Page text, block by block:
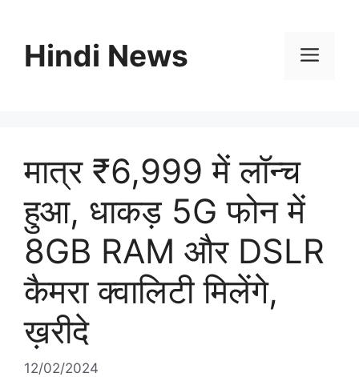
contentHindi News
मात्र ₹6,999 में लॉन्च
हुआ, धाकड़ 5G फोन में
8GB RAM और DSLR
कैमरा क्वालिटी मिलेंगे,
ख़रीदे
12/02/2024